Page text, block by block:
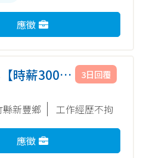
應徵
時薪300】
千 ▶交通車
縣新豐鄉 工作經歷不拘
3日回覆
應徵